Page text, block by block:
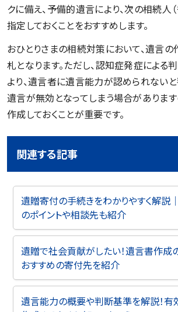
クに備え、予備的遺言により、次の相続人
指定しておくことをおすすめします。
おひとりさまの相続対策において、遺言の
札となります。ただし、認知症発症による
より、遺言者に遺言能力が認められないと
遺言が無効となってしまう場合があります
作成しておくことが重要です。
関連する記事
遺贈寄付の手続きをわかりやすく解説
のポイントや相談先も紹介
遺贈で社会貢献がしたい！遺言書作成
おすすめの寄付先を紹介
遺言能力の概要や判断基準を解説！有